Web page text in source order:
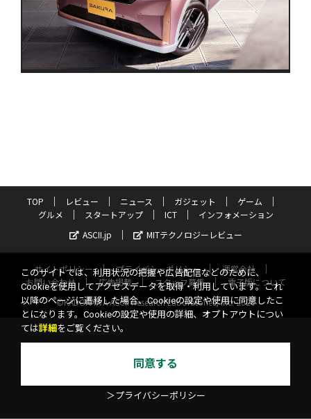
TOP レビュー ニュース ガジェット
ゲーム
グルメ
スタートアップ ICT
インフォメーション
ASCII.jp
MITテクノロジーレビュー
サイトポリシー プライバシーポリシー
運営会社
お問い合わせ
広告掲載 スタッフ募集
電子版について
©KADOKAWA ASCII Research Laboratories, Inc. 2026
このサイトでは、利用状況の把握や広告配信などのために、
Cookieを使用してアクセスデータを取得・利用しています。これ
以降のページに遷移した場合、Cookieの設定や使用に同意したこ
とになります。Cookieの設定や使用の詳細、オプトアウトについ
ては詳細 をご覧ください。
同意する
＞プライバシーポリシー